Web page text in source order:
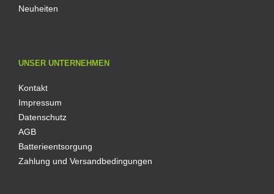
Neuheiten
UNSER UNTERNEHMEN
Kontakt
Impressum
Datenschutz
AGB
Batterieentsorgung
Zahlung und Versandbedingungen